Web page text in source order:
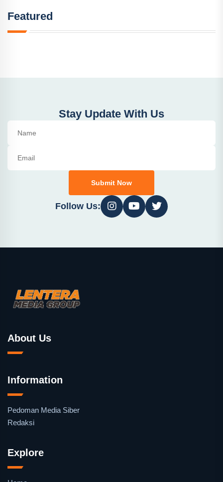
Featured
Stay Update With Us
Submit Now
Follow Us:
About Us
Information
Pedoman Media Siber
Redaksi
Explore